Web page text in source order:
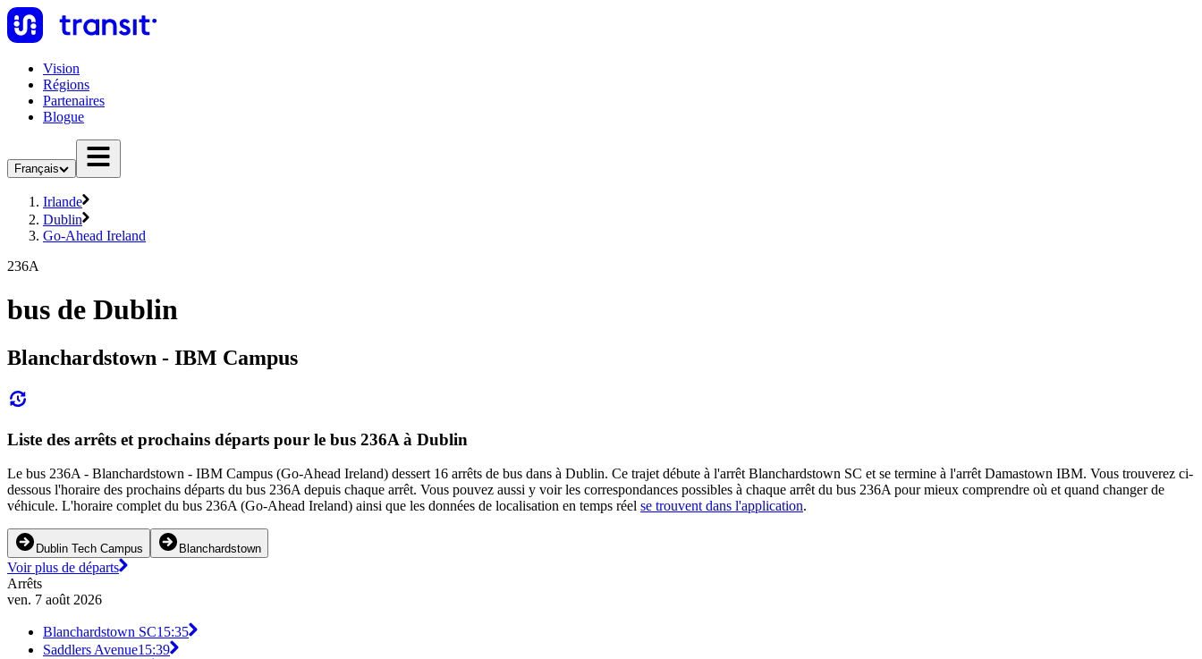
Vision
Régions
Partenaires
Blogue
Français
Irlande
Dublin
Go-Ahead Ireland
236A
bus de Dublin
Blanchardstown - IBM Campus
Liste des arrêts et prochains départs pour le bus 236A à Dublin
Le bus 236A - Blanchardstown - IBM Campus (Go-Ahead Ireland) dessert 16 arrêts de bus dans à Dublin. Ce trajet débute à l'arrêt Blanchardstown SC et se termine à l'arrêt Damastown IBM. Vous trouverez ci-
dessous l'horaire des prochains départs du bus 236A depuis chaque arrêt. Vous pouvez aussi y voir les correspondances possibles à chaque arrêt du bus 236A pour mieux comprendre où et quand changer de
véhicule. L'horaire complet du bus 236A (Go-Ahead Ireland) ainsi que les données de localisation en temps réel se trouvent dans l'application.
Dublin Tech Campus Blanchardstown
Voir plus de départs
Arrêts
ven. 7 août 2026
Blanchardstown SC15:35
Saddlers Avenue15:39